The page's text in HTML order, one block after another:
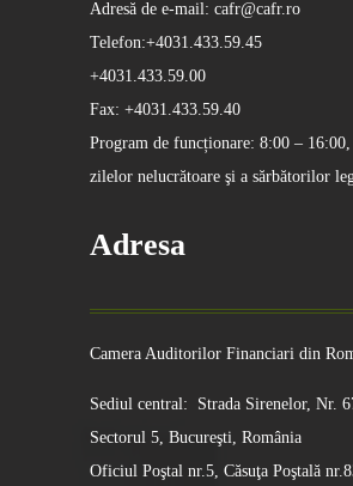
Adresă de e-mail: cafr@cafr.ro
Telefon:+4031.433.59.45
+4031.433.59.00
Fax: +4031.433.59.40
Program de funcționare: 8:00 – 16:00,
zilelor nelucrătoare şi a sărbătorilor
Adresa
Camera Auditorilor Financiari din
Sediul central: Strada Sirenelor, Nr.
Sectorul 5, Bucureşti, România
Oficiul Poştal nr.5, Căsuţa Poştală